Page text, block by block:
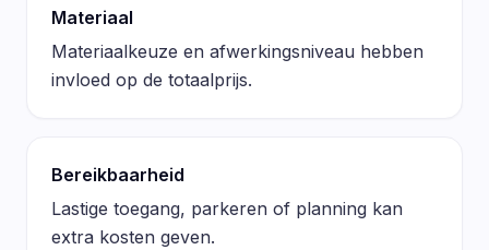
Materiaal
Materiaalkeuze en afwerkingsniveau hebben
invloed op de totaalprijs.
Bereikbaarheid
Lastige toegang, parkeren of planning kan
extra kosten geven.